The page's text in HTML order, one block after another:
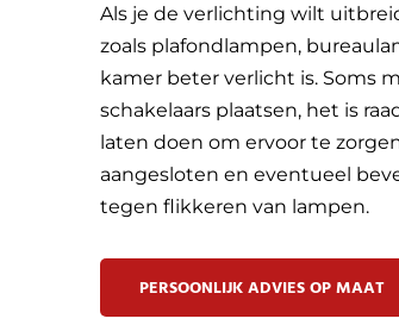
Als je de verlichting wilt
zoals plafondlampen,
kamer beter verlicht is. Soms
schakelaars plaatsen, het is
laten doen om ervoor te
aangesloten en eventueel
tegen flikkeren van lampen.
PERSOONLIJK ADVIES OP MAAT